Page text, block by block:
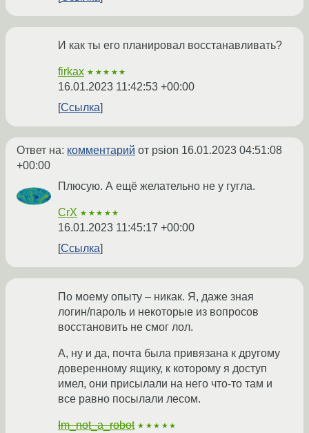
И как ты его планировал восстанавливать?
firkax ★★★★★
16.01.2023 11:42:53 +00:00
Ссылка
Ответ на: комментарий от psion 16.01.2023 04:51:08
+00:00
Плюсую. А ещё желательно не у гугла.
CrX ★★★★★
16.01.2023 11:45:17 +00:00
Ссылка
По моему опыту – никак. Я, даже зная
логин/пароль и некоторые из вопросов
восстановить не смог лол.
А, ну и да, почта была привязана к другому
доверенному ящику, к которому я доступ
имел, они присылали на него что-то там и
все равно посылали лесом.
Im_not_a_robot ★★★★★